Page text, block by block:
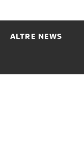
ALTRE NEWS